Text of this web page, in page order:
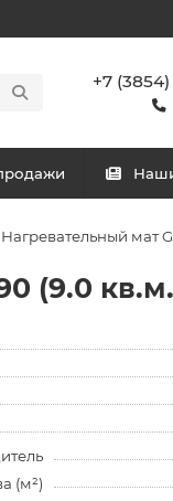
+7
Нагревательный мат
(9.0
(м²)